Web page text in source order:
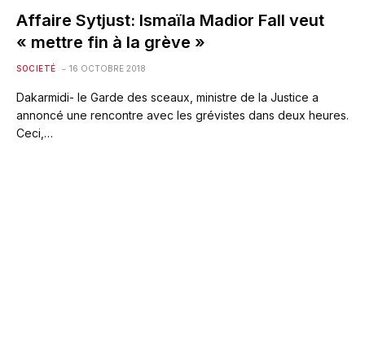
Affaire Sytjust: Ismaïla Madior Fall veut
« mettre fin à la grève »
SOCIETÉ 16 OCTOBRE 2018
Dakarmidi- le Garde des sceaux, ministre de la Justice a
annoncé une rencontre avec les grévistes dans deux heures.
Ceci,…